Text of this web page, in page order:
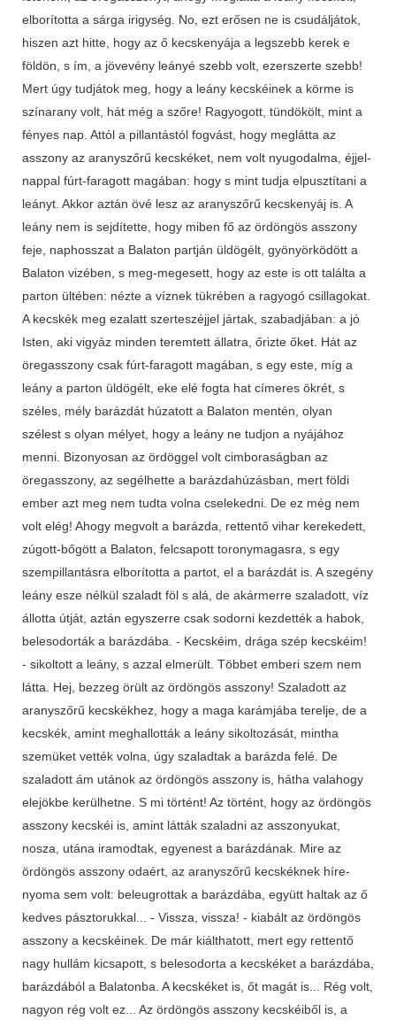
elborította a sárga irigység. No, ezt erősen ne is csudáljátok,
hiszen azt hitte, hogy az ő kecskenyája a legszebb kerek e
földön, s ím, a jövevény leányé szebb volt, ezerszerte szebb!
Mert úgy tudjátok meg, hogy a leány kecskéinek a körme is
színarany volt, hát még a szőre! Ragyogott, tündökölt, mint a
fényes nap. Attól a pillantástól fogvást, hogy meglátta az
asszony az aranyszőrű kecskéket, nem volt nyugodalma, éjjel-
nappal fúrt-faragott magában: hogy s mint tudja elpusztítani a
leányt. Akkor aztán övé lesz az aranyszőrű kecskenyáj is. A
leány nem is sejdítette, hogy miben fő az ördöngös asszony
feje, naphosszat a Balaton partján üldögélt, gyönyörködött a
Balaton vizében, s meg-megesett, hogy az este is ott találta a
parton ültében: nézte a víznek tükrében a ragyogó csillagokat.
A kecskék meg ezalatt szerteszéjjel jártak, szabadjában: a jó
Isten, aki vigyáz minden teremtett állatra, őrizte őket. Hát az
öregasszony csak fúrt-faragott magában, s egy este, míg a
leány a parton üldögélt, eke elé fogta hat címeres ökrét, s
széles, mély barázdát húzatott a Balaton mentén, olyan
szélest s olyan mélyet, hogy a leány ne tudjon a nyájához
menni. Bizonyosan az ördöggel volt cimboraságban az
öregasszony, az segélhette a barázdahúzásban, mert földi
ember azt meg nem tudta volna cselekedni. De ez még nem
volt elég! Ahogy megvolt a barázda, rettentő vihar kerekedett,
zúgott-bőgött a Balaton, felcsapott toronymagasra, s egy
szempillantásra elborította a partot, el a barázdát is. A szegény
leány esze nélkül szaladt föl s alá, de akármerre szaladott, víz
állotta útját, aztán egyszerre csak sodorni kezdették a habok,
belesodorták a barázdába. - Kecskéim, drága szép kecskéim!
- sikoltott a leány, s azzal elmerült. Többet emberi szem nem
látta. Hej, bezzeg örült az ördöngös asszony! Szaladott az
aranyszőrű kecskékhez, hogy a maga karámjába terelje, de a
kecskék, amint meghallották a leány sikoltozását, mintha
szemüket vették volna, úgy szaladtak a barázda felé. De
szaladott ám utánok az ördöngös asszony is, hátha valahogy
elejökbe kerülhetne. S mi történt! Az történt, hogy az ördöngös
asszony kecskéi is, amint látták szaladni az asszonyukat,
nosza, utána iramodtak, egyenest a barázdának. Mire az
ördöngös asszony odaért, az aranyszőrű kecskéknek híre-
nyoma sem volt: beleugrottak a barázdába, együtt haltak az ő
kedves pásztorukkal... - Vissza, vissza! - kiabált az ördöngös
asszony a kecskéinek. De már kiálthatott, mert egy rettentő
nagy hullám kicsapott, s belesodorta a kecskéket a barázdába,
barázdából a Balatonba. A kecskéket is, őt magát is... Rég volt,
nagyon rég volt ez... Az ördöngös asszony kecskéiből is, a